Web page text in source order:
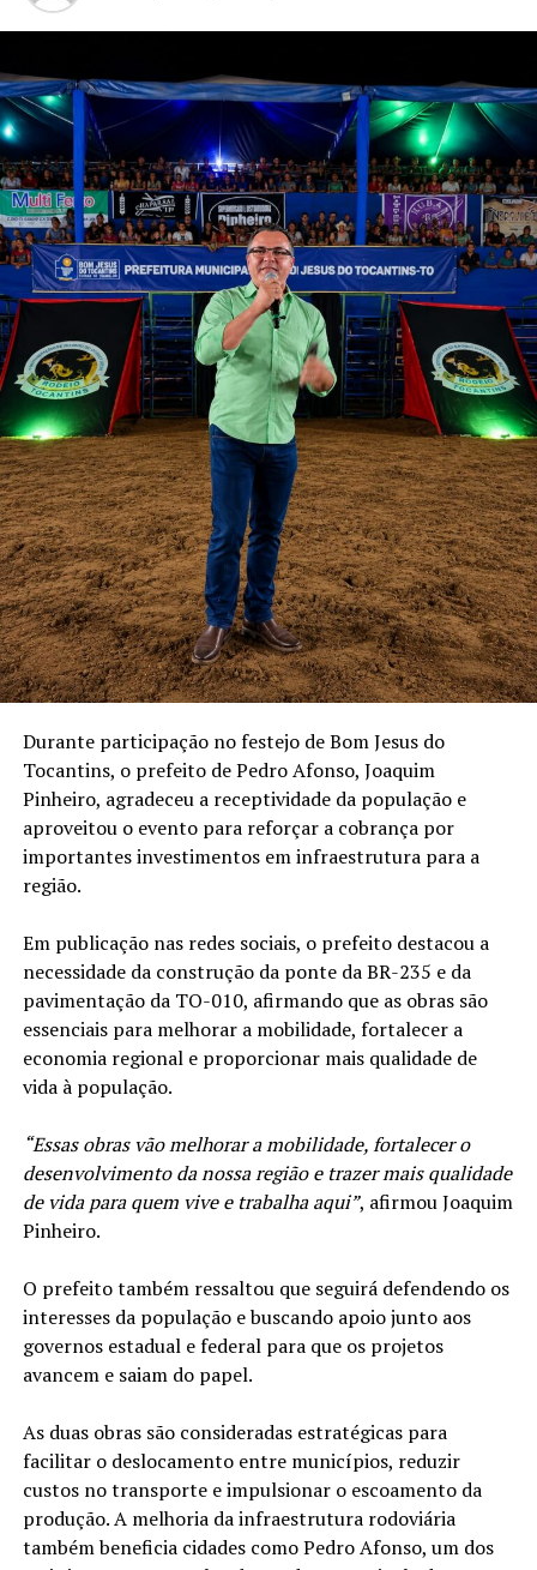
Durante participação no festejo de Bom Jesus do
Tocantins, o prefeito de Pedro Afonso, Joaquim
Pinheiro, agradeceu a receptividade da população e
aproveitou o evento para reforçar a cobrança por
importantes investimentos em infraestrutura para a
região.
Em publicação nas redes sociais, o prefeito destacou a
necessidade da construção da ponte da BR-235 e da
pavimentação da TO-010, afirmando que as obras são
essenciais para melhorar a mobilidade, fortalecer a
economia regional e proporcionar mais qualidade de
vida à população.
“Essas obras vão melhorar a mobilidade, fortalecer o
desenvolvimento da nossa região e trazer mais qualidade
de vida para quem vive e trabalha aqui”, afirmou Joaquim
Pinheiro.
O prefeito também ressaltou que seguirá defendendo os
interesses da população e buscando apoio junto aos
governos estadual e federal para que os projetos
avancem e saiam do papel.
As duas obras são consideradas estratégicas para
facilitar o deslocamento entre municípios, reduzir
custos no transporte e impulsionar o escoamento da
produção. A melhoria da infraestrutura rodoviária
também beneficia cidades como Pedro Afonso, um dos